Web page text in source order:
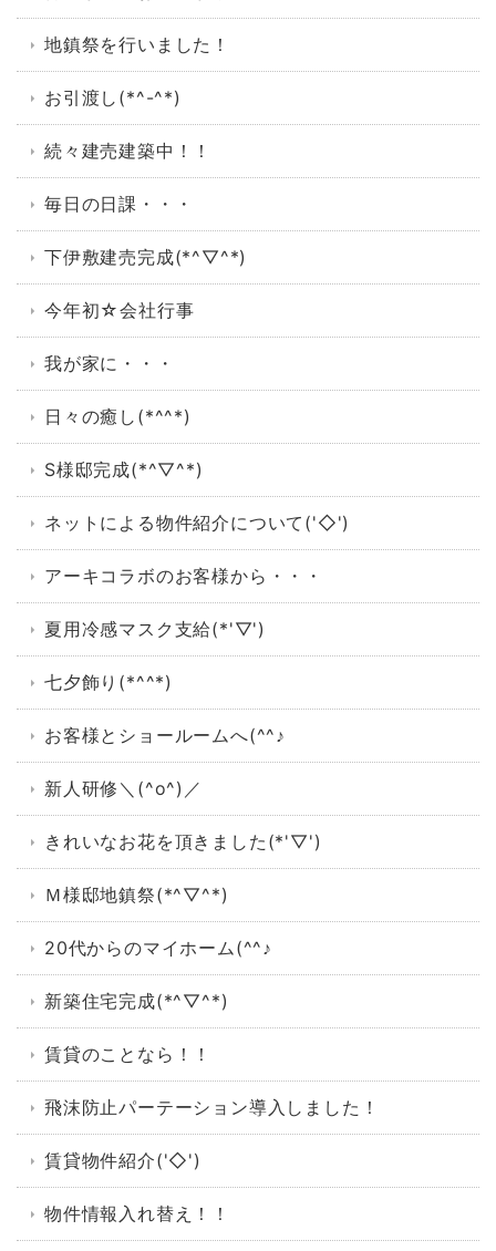
地鎮祭を行いました！
お引渡し(*^-^*)
続々建売建築中！！
毎日の日課・・・
下伊敷建売完成(*^▽^*)
今年初☆会社行事
我が家に・・・
日々の癒し(*^^*)
S様邸完成(*^▽^*)
ネットによる物件紹介について('◇')ゞ
アーキコラボのお客様から・・・
夏用冷感マスク支給(*'▽')
七夕飾り(*^^*)
お客様とショールームへ(^^♪
新人研修＼(^o^)／
きれいなお花を頂きました(*'▽')
Ｍ様邸地鎮祭(*^▽^*)
20代からのマイホーム(^^♪
新築住宅完成(*^▽^*)
賃貸のことなら！！
飛沫防止パーテーション導入しました！
賃貸物件紹介('◇')ゞ
物件情報入れ替え！！